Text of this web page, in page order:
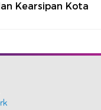
Kearsipan Kota